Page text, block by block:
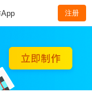
注册